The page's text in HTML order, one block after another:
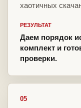
хаотичных
РЕЗУЛЬТАТ
Даем порядок
комплект и
проверки.
05